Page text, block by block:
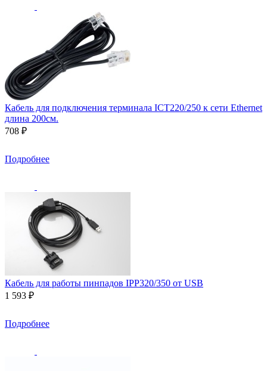
Кабель для подключения терминала ICT220/250 к сети Ethernet
длина 200см.
708 ₽
Подробнее
Кабель для работы пинпадов IPP320/350 от USB
1 593 ₽
Подробнее